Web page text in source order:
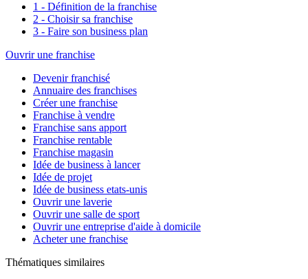
1 - Définition de la franchise
2 - Choisir sa franchise
3 - Faire son business plan
Ouvrir une franchise
Devenir franchisé
Annuaire des franchises
Créer une franchise
Franchise à vendre
Franchise sans apport
Franchise rentable
Franchise magasin
Idée de business à lancer
Idée de projet
Idée de business etats-unis
Ouvrir une laverie
Ouvrir une salle de sport
Ouvrir une entreprise d'aide à domicile
Acheter une franchise
Thématiques similaires